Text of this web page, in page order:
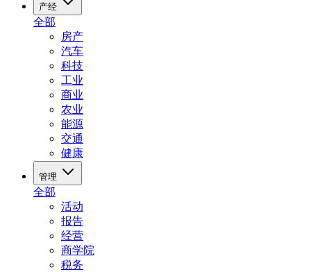
产经
全部
房产
汽车
科技
工业
商业
农业
能源
交通
健康
管理
全部
活动
报告
经营
商学院
税务